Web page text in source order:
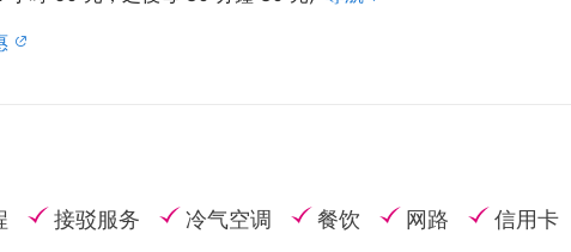
接驳服务 冷气空调 餐饮 网路 信用卡